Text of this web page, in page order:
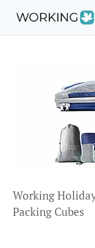
content
Working
Packing Cubes